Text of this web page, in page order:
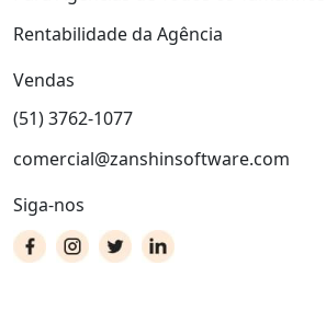
Rentabilidade da Agência
Vendas
(51) 3762-1077
comercial@zanshinsoftware.com
Siga-nos